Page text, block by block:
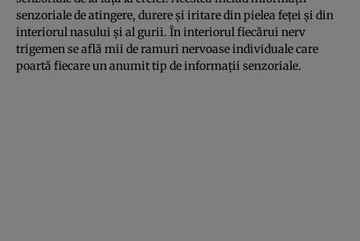
senzoriale de atingere, durere și iritare din pielea feței și din
interiorul nasului și al gurii. În interiorul fiecărui nerv
trigemen se află mii de ramuri nervoase individuale care
poartă fiecare un anumit tip de informații senzoriale.